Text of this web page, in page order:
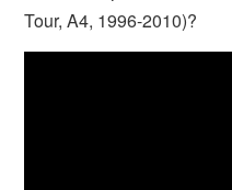
Tour, A4, 1996-2010)?